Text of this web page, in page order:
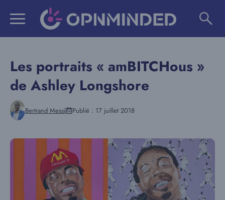
Les portraits « amBITCHous »
de Ashley Longshore
Bertrand Messi Publié : 17 juillet 2018